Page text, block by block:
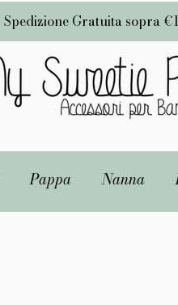
Spedizione Gratuita sopra
Pappa Nanna